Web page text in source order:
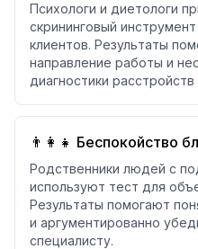
Психологи и диетологи
скрининговый
клиентов. Результаты
направление работы и
диагностики
👨‍👩‍👧 Беспокойство
Родственники людей с
используют тест для
Результаты помогают
и аргументированно
специалисту.